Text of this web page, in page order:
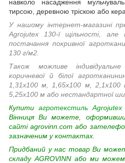
навколо насадження
тирсою, деревною тріскою або
У нашому інтернет-магазині
Agrojutex 130-ї щільності, але
постачання покривної
130 г/м2.
Також можливе
коричневої й білої
1,31х100 м, 1,65х100 м,
5,25х100 м або нестандартної
Купити агротекстиль Agrojutex
Вінниця Ви можете,
сайті agrovinn.com або
зазначеним у контактах.
Придбаний у нас товар Ви
складу AGROVINN або ми